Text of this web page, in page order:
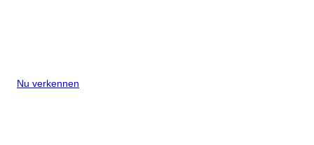
Nu verkennen